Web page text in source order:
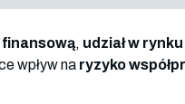
finansową, udział w rynku
wpływ na ryzyko